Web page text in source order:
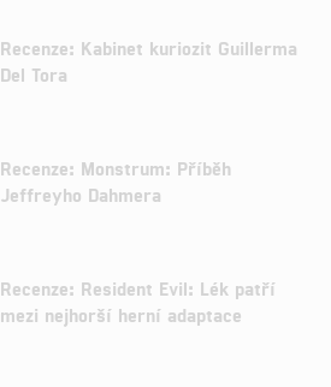
Recenze: Kabinet kuriozit Guillerma
Del Tora
Recenze: Monstrum: Příběh
Jeffreyho Dahmera
Recenze: Resident Evil: Lék patří
mezi nejhorší herní adaptace